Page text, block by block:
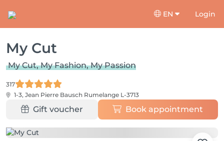
EN Login
My Cut
My Cut, My Fashion, My Passion
317
1-3, Jean Pierre Bausch Rumelange L-3713
Gift voucher Book appointment